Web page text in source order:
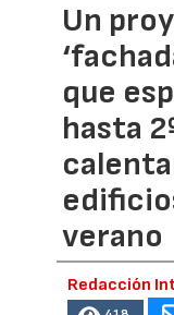
Un
que
hasta
verano
Redacción